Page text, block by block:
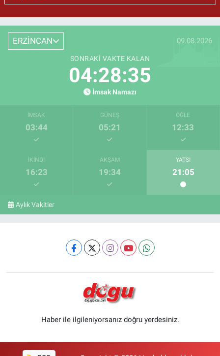
ERZİNCAN 09.08.2026
SONRAKI VAKTE KALAN
04:28:34
İmsak Namazı
İMSAK
03:44
GÜNEŞ
05:21
ÖĞLE
12:33
İKINDI
16:23
AKŞAM
19:34
YATSI
21:05
Aylık Vakitler
Haber ile ilgileniyorsanız doğru yerdesiniz.